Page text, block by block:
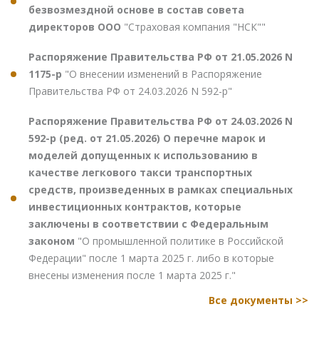
безвозмездной основе в состав совета
директоров ООО "Страховая компания "НСК""
Распоряжение Правительства РФ от 21.05.2026 N
1175-р "О внесении изменений в Распоряжение
Правительства РФ от 24.03.2026 N 592-р"
Распоряжение Правительства РФ от 24.03.2026 N
592-р (ред. от 21.05.2026) О перечне марок и
моделей допущенных к использованию в
качестве легкового такси транспортных
средств, произведенных в рамках специальных
инвестиционных контрактов, которые
заключены в соответствии с Федеральным
законом "О промышленной политике в Российской
Федерации" после 1 марта 2025 г. либо в которые
внесены изменения после 1 марта 2025 г."
Все документы >>